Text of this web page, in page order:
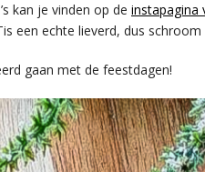
kan je vinden op de instapagina
een echte lieverd, dus
gaan met de feestdagen!